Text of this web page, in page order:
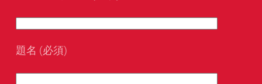
題名 (必須)